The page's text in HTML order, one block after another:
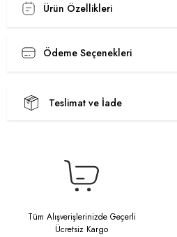
Ürün Özellikleri
Ödeme Seçenekleri
Teslimat ve İade
Tüm Alışverişlerinizde Geçerli
Ücretsiz Kargo